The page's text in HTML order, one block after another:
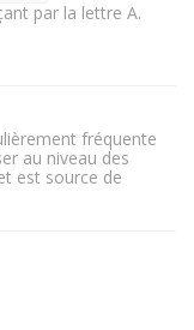
par la lettre A.
fréquente
au niveau des
est source de